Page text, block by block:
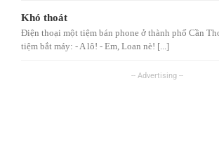
Khó thoát
Điện thoại một tiệm bán phone ở thành phố Cần
tiệm bắt máy: - A lô! - Em, Loan nè! [...]